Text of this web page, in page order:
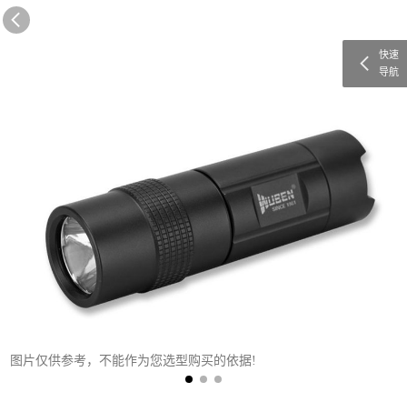
图片仅供参考，不能作为您选型购买的依据!
快速
导航